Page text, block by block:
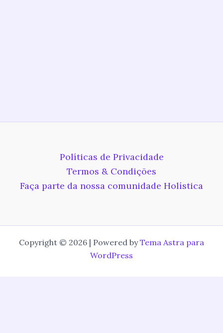
Políticas de Privacidade
Termos & Condições
Faça parte da nossa comunidade Holística
Copyright © 2026 | Powered byTema Astra para
WordPress